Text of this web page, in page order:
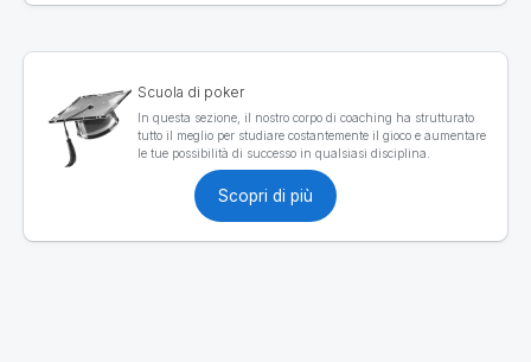
Scuola di poker
In questa sezione, il nostro corpo di coaching ha strutturato
tutto il meglio per studiare costantemente il gioco e aumentare
le tue possibilità di successo in qualsiasi disciplina.
Scopri di più